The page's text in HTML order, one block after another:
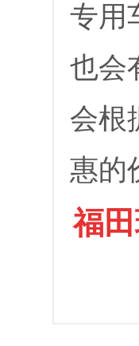
专用
也会
会根
惠的
福